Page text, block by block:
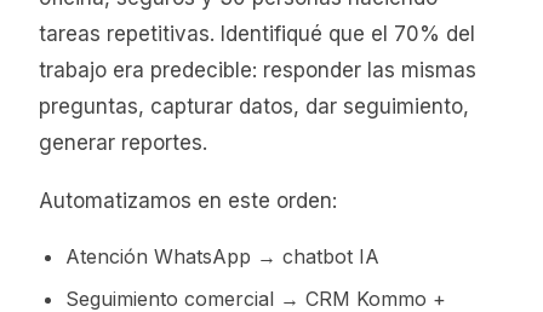
tareas repetitivas. Identifiqué que el 70% del
trabajo era predecible: responder las mismas
preguntas, capturar datos, dar seguimiento,
generar reportes.
Automatizamos en este orden:
Atención WhatsApp → chatbot IA
Seguimiento comercial → CRM Kommo +